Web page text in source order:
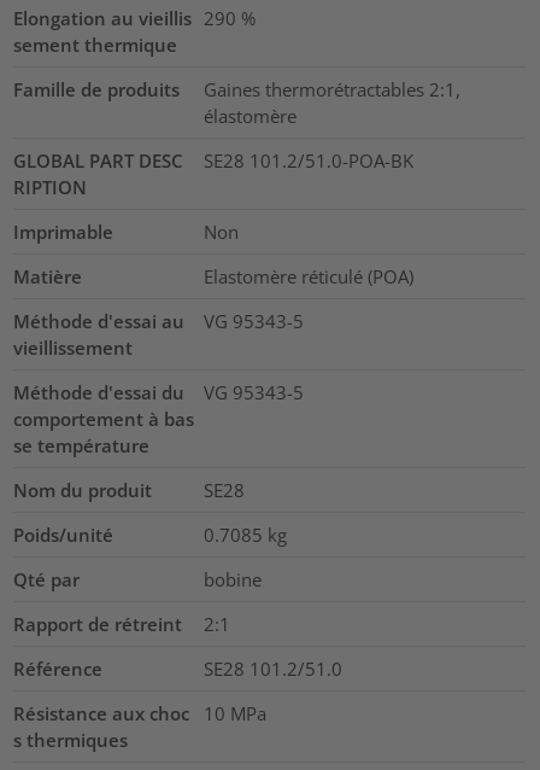
Elongation au vieillis
sement thermique
290 %
Famille de produits
Gaines thermorétractables 2:1,
élastomère
GLOBAL PART DESC
RIPTION
SE28 101.2/51.0-POA-BK
Imprimable
Non
Matière
Elastomère réticulé (POA)
Méthode d'essai au
vieillissement
VG 95343-5
Méthode d'essai du
comportement à bas
se température
VG 95343-5
Nom du produit
SE28
Poids/unité
0.7085 kg
Qté par
bobine
Rapport de rétreint
2:1
Référence
SE28 101.2/51.0
Résistance aux choc
s thermiques
10 MPa